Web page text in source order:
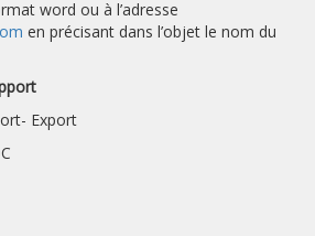
word ou à l’adresse
en précisant dans l’objet le nom du
Export